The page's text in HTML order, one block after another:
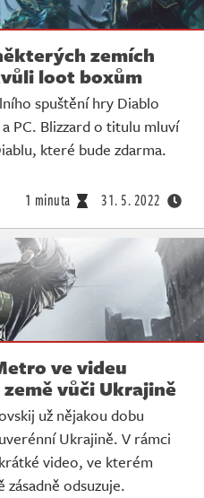
zemích
loot boxům
spuštění hry Diablo
PC. Blizzard o titulu mluví
které bude zdarma.
1 minuta 31. 5. 2022
ve videu
vůči Ukrajině
už nějakou dobu
Ukrajině. V rámci
video, ve kterém
odsuzuje.